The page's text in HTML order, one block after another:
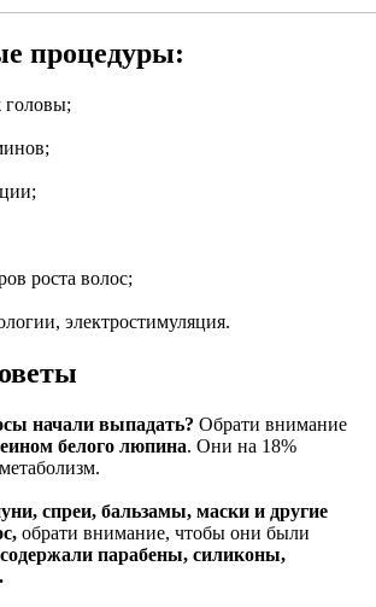
процедуры:
головы;
роста волос;
электростимуляция.
начали выпадать? Обрати внимание
белого люпина. Они на 18%
спреи, бальзамы, маски и другие
обрати внимание, чтобы они были
парабены, силиконы,